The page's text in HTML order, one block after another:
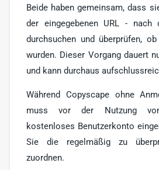
Beide haben gemeinsam, dass
der eingegebenen URL - nach
durchsuchen und überprüfen,
wurden. Dieser Vorgang dauert
und kann durchaus
Während Copyscape ohne
muss vor der Nutzung
kostenloses Benutzerkonto
Sie die regelmäßig zu
zuordnen.